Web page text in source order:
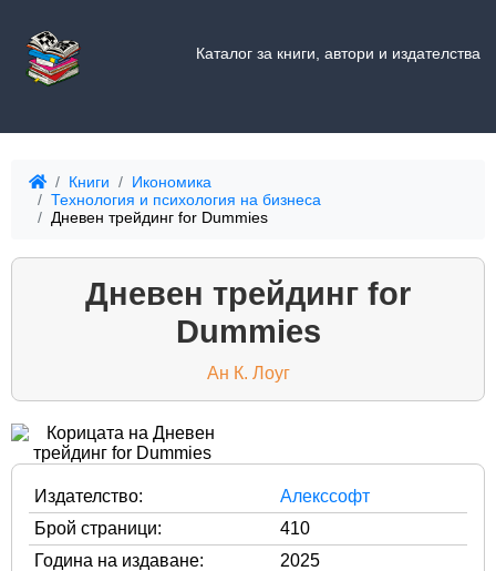
Каталог за книги, автори и издателства
Книги
Икономика
Технология и психология на бизнеса
Дневен трейдинг for Dummies
Дневен трейдинг for
Dummies
Ан К. Лоуг
Издателство:
Алекссофт
Брой страници:
410
Година на издаване:
2025